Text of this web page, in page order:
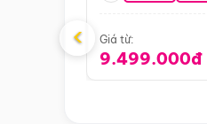
Giá từ:
9.499.000đ
‹